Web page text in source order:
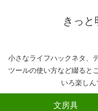
きっと
小さなライフハックネタ、
ツールの使い方など綴ると
いろ楽しん
文房具